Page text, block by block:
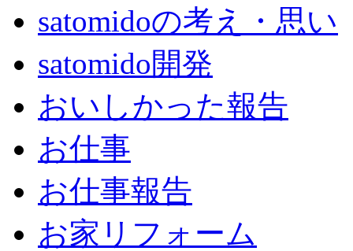
satomidoの考え・思い
satomido開発
おいしかった報告
お仕事
お仕事報告
お家リフォーム